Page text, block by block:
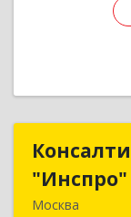
"Инспро"
Москва